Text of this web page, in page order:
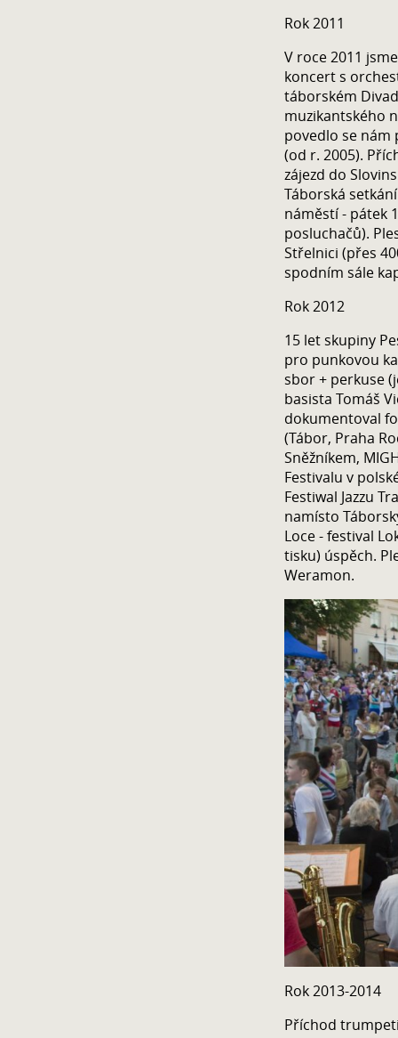
Rok 2011
V roce 2011
koncert s
táborském
muzikantského
povedlo se nám
(od r. 2005).
zájezd do
Táborská
náměstí - pátek
posluchačů).
Střelnici (přes
spodním sále
Rok 2012
15 let skupiny
pro punkovou
sbor + perkuse
basista Tomáš
dokumentoval
(Tábor, Praha
Sněžníkem,
Festivalu v
Festiwal Jazzu
namísto
Loce - festival
tisku) úspěch.
Weramon.
Rok 2013-2014
Příchod